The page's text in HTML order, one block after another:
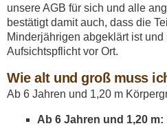
unsere AGB für sich und alle
bestätigt damit auch, dass die
Minderjährigen abgeklärt ist und
Aufsichtspflicht vor Ort.
Wie alt und groß muss
Ab 6 Jahren und 1,20 m
Ab 6 Jahren und 1,20 m: